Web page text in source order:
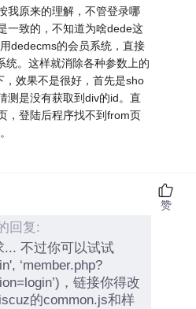
我原来的理解，不管登录哪
一致的，不知道为啥dede这
dedecms的会员系统，直接
统。这样就消除各种参数上的
，效果不是很好，首先是sho
测是没有获取到div的id。直
，登陆后程序找不到from页
回复:
... 不过你可以试试
‘member.php?
，链接你得改
的common.js和样
赞